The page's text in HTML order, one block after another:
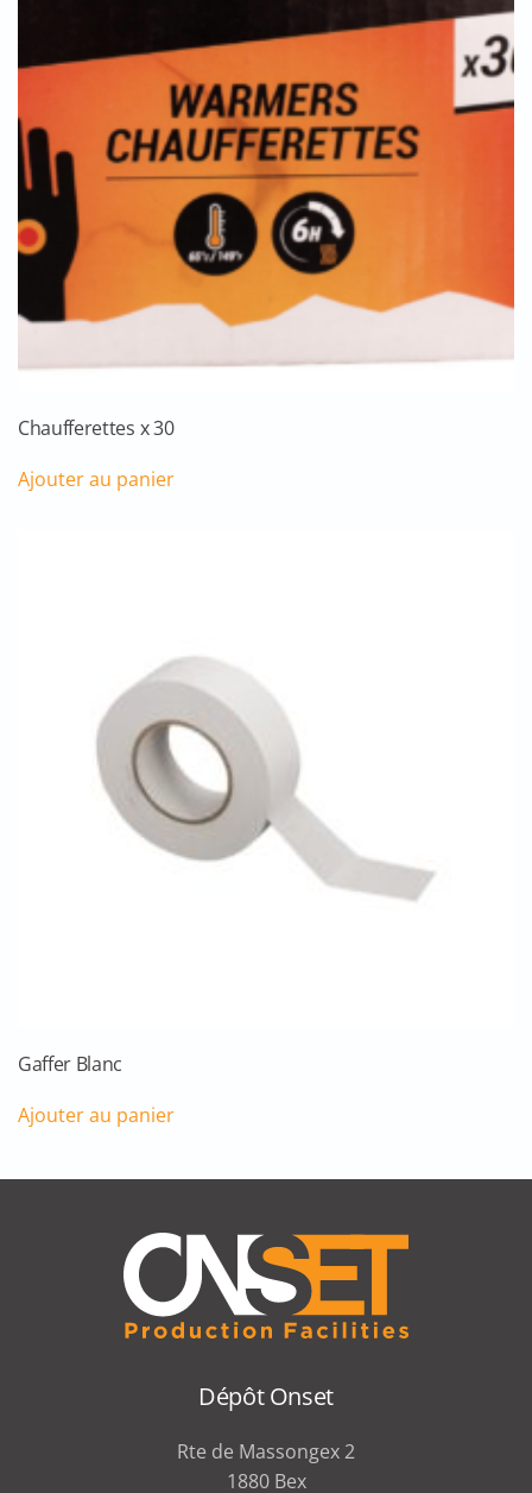
Chaufferettes x 30
Ajouter au panier
Gaffer Blanc
Ajouter au panier
Dépôt Onset
Rte de Massongex 2
1880 Bex